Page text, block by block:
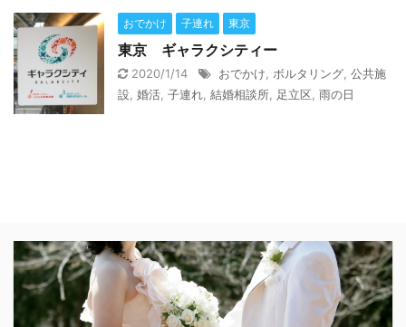
おでかけ 子連れ 東京
東京 ギャラクシティー
2020/1/14 おでかけ ボルタリング 公共施
設 婚活 子連れ 結婚相談所 足立区 雨の日